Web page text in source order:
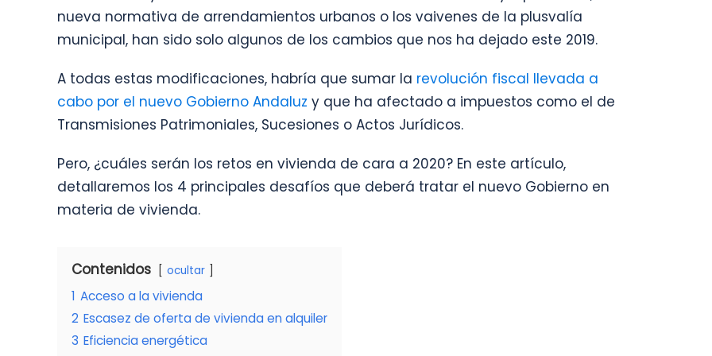
nueva normativa de arrendamientos urbanos o los vaivenes de la plusvalía
municipal, han sido solo algunos de los cambios que nos ha dejado este 2019.
A todas estas modificaciones, habría que sumar la revolución fiscal llevada a
cabo por el nuevo Gobierno Andaluz y que ha afectado a impuestos como el de
Transmisiones Patrimoniales, Sucesiones o Actos Jurídicos.
Pero, ¿cuáles serán los retos en vivienda de cara a 2020? En este artículo,
detallaremos los 4 principales desafíos que deberá tratar el nuevo Gobierno en
materia de vivienda.
Contenidos ocultar
1 Acceso a la vivienda
2 Escasez de oferta de vivienda en alquiler
3 Eficiencia energética